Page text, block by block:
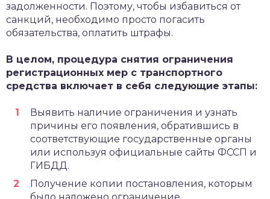
задолженности. Поэтому, чтобы избавиться от
санкций, необходимо просто погасить
обязательства, оплатить штрафы.
В целом, процедура снятия ограничения
регистрационных мер с транспортного
средства включает в себя следующие этапы:
Выявить наличие ограничения и узнать
причины его появления, обратившись в
соответствующие государственные органы
или используя официальные сайты ФССП и
ГИБДД.
Получение копии постановления, которым